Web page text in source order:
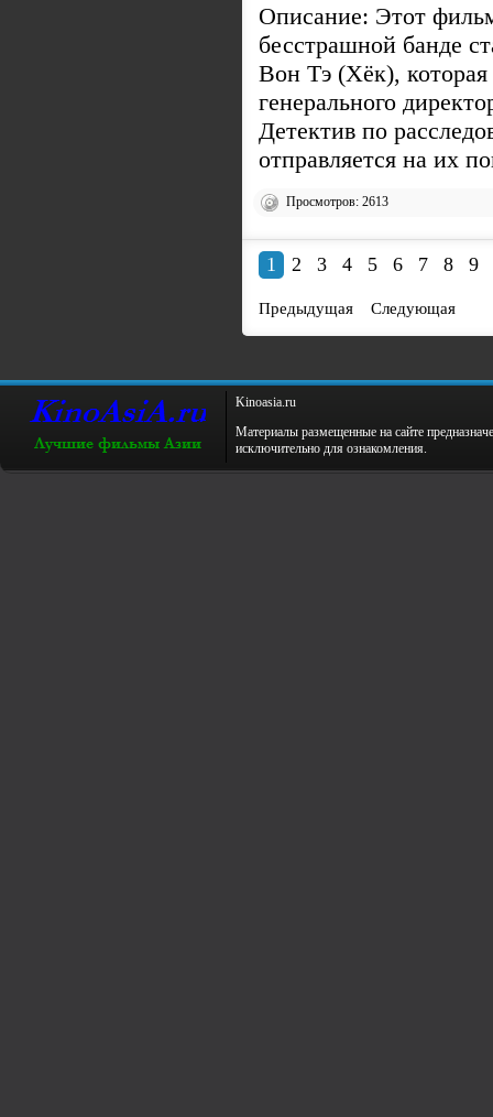
Описание: Этот
бесстрашной банде
Вон Тэ (Хёк), которая
генерального
Детектив по
отправляется на их
Просмотров: 2613
1 2 3 4 5 6 7 8 9
Предыдущая Следующая
Kinoаsiа.ru
Материалы размещенные на сайте
исключительно для ознакомления.